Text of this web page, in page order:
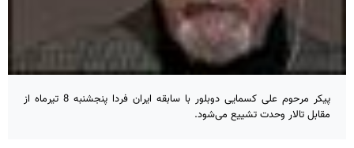
پیکر مرحوم علی کسمایی دوبلور با سابقه ایران فردا پنجشنبه 8 تیرماه از
مقابل تالار وحدت تشییع می‌شود.